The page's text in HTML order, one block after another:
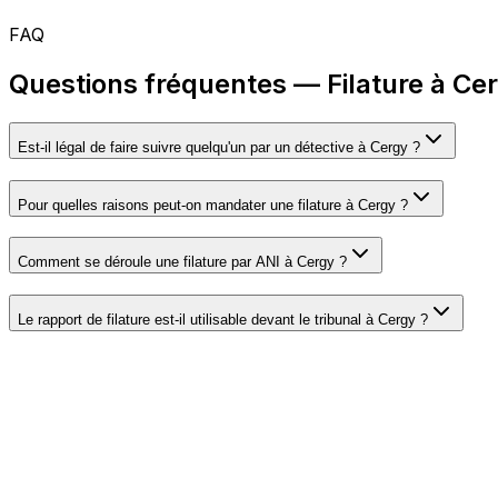
FAQ
Questions fréquentes — Filature à
Est-il légal de faire suivre quelqu'un par un détective à Cergy ?
Pour quelles raisons peut-on mandater une filature à Cergy ?
Comment se déroule une filature par ANI à Cergy ?
Le rapport de filature est-il utilisable devant le tribunal à Cergy ?